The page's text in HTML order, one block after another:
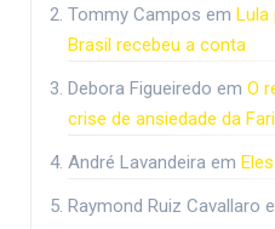
Tommy Campos em Lula
Brasil recebeu a conta
Debora Figueiredo em O
crise de ansiedade da
André Lavandeira em
Raymond Ruiz Cavallaro